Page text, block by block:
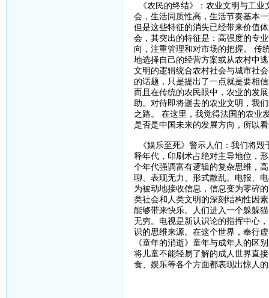
《农民的终结》：农业文明与工
会，生活同质性高，生活节奏基本
但是这些特征的消失已经带来价值
会，其突出的特征是：高强度的专
向，注重管理和对市场的把握。 传
地选择自己的经营方案或从农村中
文明的逻辑统合农村社会与城市社
的话题，只是提出了一点就是要相
而且在传统的农民眼中，农业的发
助。对待即将逝去的农业文明，我
之路。 在这里，我觉得法国的农业
是否是中国未来的发展方向，所以
《娱乐至死》警示人们：我们将
释年代，印刷术占绝对主导地位，
个年代强调富有逻辑的复杂思维，
聊、表现无力、形式散乱。电报、
为被动地接收信息，信息变为零碎
类社会和人类文明的深刻结构性因
能够带来快乐。人们进入一个躲躲
无穷。电视是新认识论的指挥中心
识的思维来源。在这个世界，奉行
《童年的消逝》童年与成年人的区
将儿童不能轻易了解的成人世界直
食、娱乐等各个方面都表现出惊人